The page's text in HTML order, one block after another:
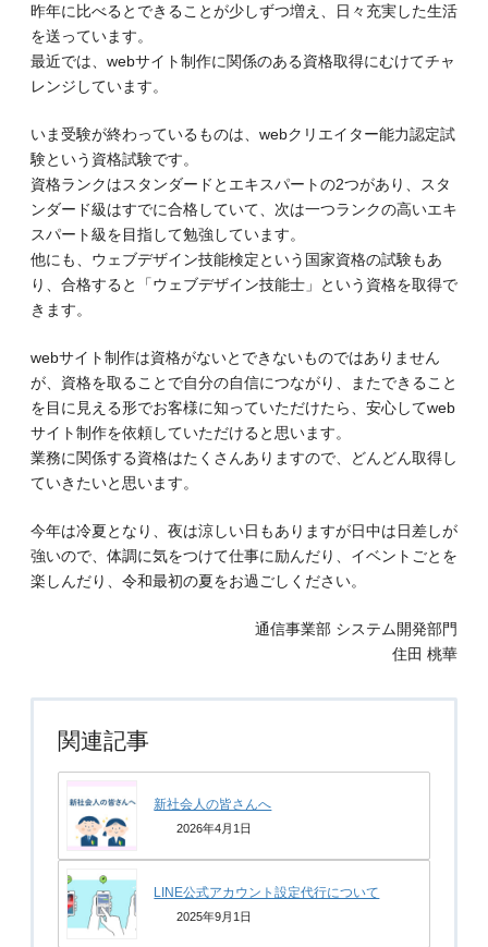
昨年に比べるとできることが少しずつ増え、日々充実した生活
を送っています。
最近では、webサイト制作に関係のある資格取得にむけてチャ
レンジしています。
いま受験が終わっているものは、webクリエイター能力認定試
験という資格試験です。
資格ランクはスタンダードとエキスパートの2つがあり、スタ
ンダード級はすでに合格していて、次は一つランクの高いエキ
スパート級を目指して勉強しています。
他にも、ウェブデザイン技能検定という国家資格の試験もあ
り、合格すると「ウェブデザイン技能士」という資格を取得で
きます。
webサイト制作は資格がないとできないものではありません
が、資格を取ることで自分の自信につながり、またできること
を目に見える形でお客様に知っていただけたら、安心してweb
サイト制作を依頼していただけると思います。
業務に関係する資格はたくさんありますので、どんどん取得し
ていきたいと思います。
今年は冷夏となり、夜は涼しい日もありますが日中は日差しが
強いので、体調に気をつけて仕事に励んだり、イベントごとを
楽しんだり、令和最初の夏をお過ごしください。
通信事業部 システム開発部門
住田 桃華
関連記事
新社会人の皆さんへ
2026年4月1日
LINE公式アカウント設定代行について
2025年9月1日